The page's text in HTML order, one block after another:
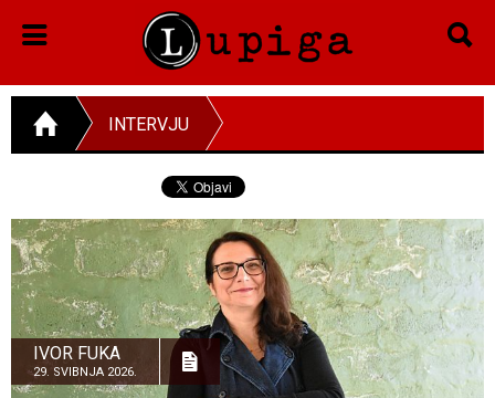
INTERVJU
IVOR FUKA
29. SVIBNJA 2026.